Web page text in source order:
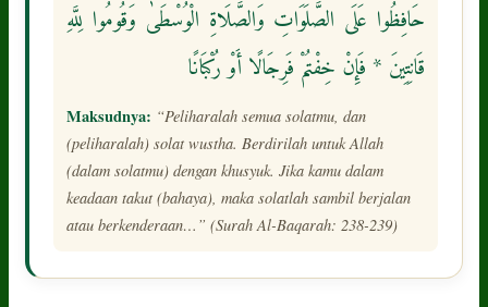
حَافِظُوا عَلَى الصَّلَوَاتِ وَالصَّلَاةِ الْوُسْطَىٰ وَقُومُوا لِلَّهِ
قَانِتِينَ * فَإِنْ خِفْتُمْ فَرِجَالًا أَوْ رُكْبَانًا
Maksudnya: “Peliharalah semua solatmu, dan
(peliharalah) solat wustha. Berdirilah untuk Allah
(dalam solatmu) dengan khusyuk. Jika kamu dalam
keadaan takut (bahaya), maka solatlah sambil berjalan
atau berkenderaan…” (Surah Al-Baqarah: 238-239)